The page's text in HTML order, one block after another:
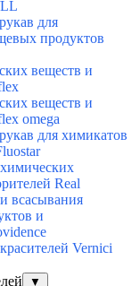
LL
для
продуктов
веществ и
веществ и
omega
для химикатов
Real
всасывания
и
Vernici
▼